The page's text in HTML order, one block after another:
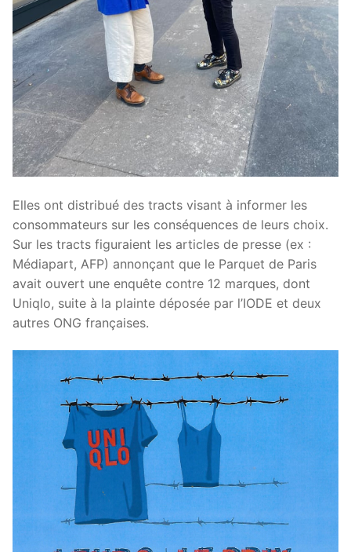
Elles ont distribué des tracts visant à informer les
consommateurs sur les conséquences de leurs choix.
Sur les tracts figuraient les articles de presse (ex :
Médiapart, AFP) annonçant que le Parquet de Paris
avait ouvert une enquête contre 12 marques, dont
Uniqlo, suite à la plainte déposée par l’IODE et deux
autres ONG françaises.